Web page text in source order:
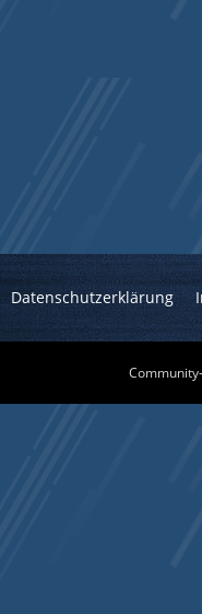
Datenschutzerklärung